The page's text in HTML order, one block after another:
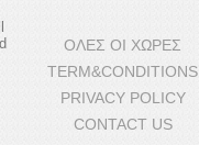
ΌΛΕΣ ΟΙ ΧΏΡΕΣ
TERM&CONDITIONS
PRIVACY POLICY
CONTACT US